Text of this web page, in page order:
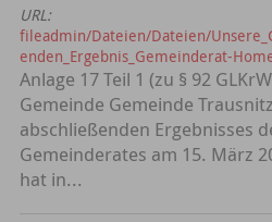
URL:
fileadmin/Dateien/Dateien/
enden_Ergebnis_Gemeinderat-
Anlage 17 Teil 1 (zu § 92
Gemeinde Gemeinde
abschließenden Ergebnisses
Gemeinderates am 15. März
hat in...